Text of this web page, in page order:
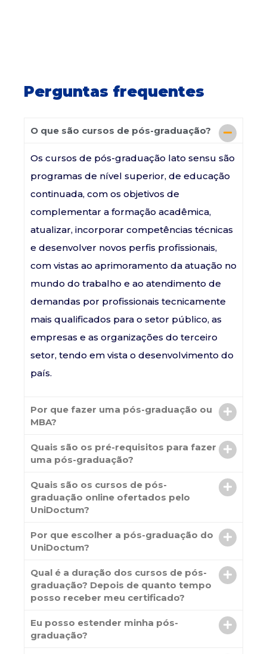
Perguntas frequentes
O que são cursos de pós-graduação?
Os cursos de pós-graduação lato sensu são
programas de nível superior, de educação
continuada, com os objetivos de
complementar a formação acadêmica,
atualizar, incorporar competências técnicas
e desenvolver novos perfis profissionais,
com vistas ao aprimoramento da atuação no
mundo do trabalho e ao atendimento de
demandas por profissionais tecnicamente
mais qualificados para o setor público, as
empresas e as organizações do terceiro
setor, tendo em vista o desenvolvimento do
país.
Por que fazer uma pós-graduação ou
MBA?
Quais são os pré-requisitos para fazer
uma pós-graduação?
Quais são os cursos de pós-
graduação online ofertados pelo
UniDoctum?
Por que escolher a pós-graduação do
UniDoctum?
Qual é a duração dos cursos de pós-
graduação? Depois de quanto tempo
posso receber meu certificado?
Eu posso estender minha pós-
graduação?